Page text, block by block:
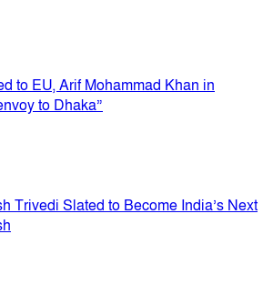
to EU, Arif Mohammad Khan in
to Dhaka”
Trivedi Slated to Become India’s Next